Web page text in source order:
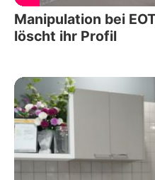
Manipulation bei
löscht ihr Profil